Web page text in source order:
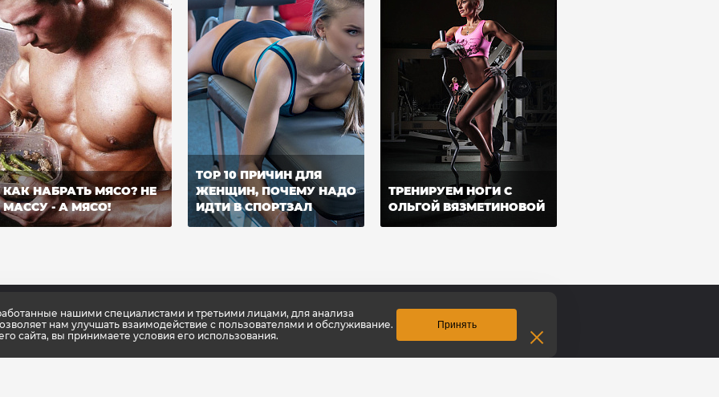
КАК НАБРАТЬ МЯСО? НЕ
МАССУ - А МЯСО!
TOP 10 ПРИЧИН ДЛЯ
ЖЕНЩИН, ПОЧЕМУ НАДО
ИДТИ В СПОРТЗАЛ
ТРЕНИРУЕМ НОГИ С
ОЛЬГОЙ ВЯЗМЕТИНОВОЙ
качества
Новости
Консультации тренера
Каталог
Спортивное питание
Контакты
нашими специалистами и третьими лицами, для анализа
нам улучшать взаимодействие с пользователями и обслуживание.
сайта, вы принимаете условия его использования.
Принять